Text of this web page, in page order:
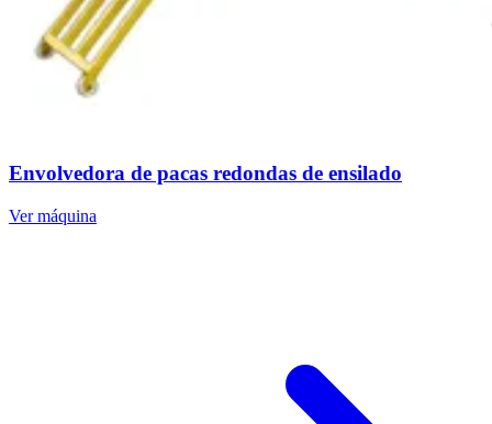
Envolvedora de pacas redondas de ensilado
Ver máquina